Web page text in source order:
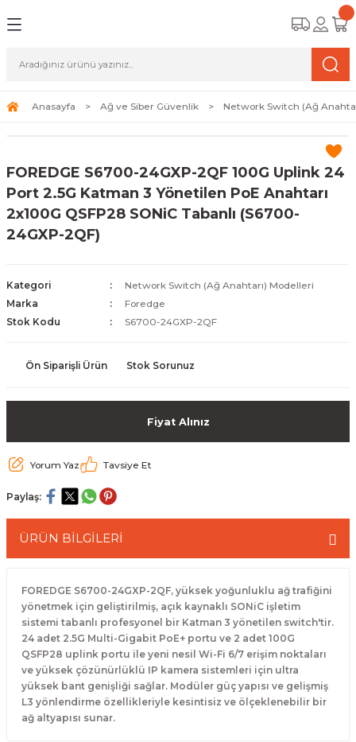
Sistemleri
Sistemleri (Network Kameraları)
ve Depolama Çözümleri
ve Bağlantı Kabloları
Güvenlik
Duvarı) Cihazları
Ağ Yönlendiricileri
Fi) ve Access Point Ürünleri
ve Depolama Ürünleri
SSD
Kurtarma
Merkezi Altyapısı
Anasayfa Ağ ve Siber Güvenlik Network Switch (Ağ
FOREDGE S6700-24GXP-2QF 100G Uplink 24
Port 2.5G Katman 3 Yönetilen PoE Anahtarı
2x100G QSFP28 SONiC Tabanlı (S6700-
24GXP-2QF)
Kategori
Network Switch (Ağ Anahtarı) Modelleri
Marka
Foredge
Stok Kodu
S6700-24GXP-2QF
Ön Siparişli Ürün Stok Sorunuz
Fiyat Alınız
Yorum Yaz Tavsiye Et
Paylaş:
ÜRÜN BİLGİLERİ
FOREDGE S6700-24GXP-2QF, yüksek yoğunluklu ağ trafiğini
yönetmek için geliştirilmiş, açık kaynaklı SONiC işletim
sistemi tabanlı profesyonel bir Katman 3 yönetilen switch'tir.
24 adet 2.5G Multi-Gigabit PoE+ portu ve 2 adet 100G
QSFP28 uplink portu ile yeni nesil Wi-Fi 6/7 erişim noktaları
ve yüksek çözünürlüklü IP kamera sistemleri için ultra
yüksek bant genişliği sağlar. Modüler güç yapısı ve gelişmiş
L3 yönlendirme özellikleriyle kesintisiz ve ölçeklenebilir bir
ağ altyapısı sunar.